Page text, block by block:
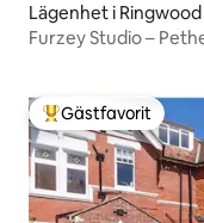
Lägenhet i Ringwood
Furzey Studio –
Populär gästfavorit
Gästfavorit